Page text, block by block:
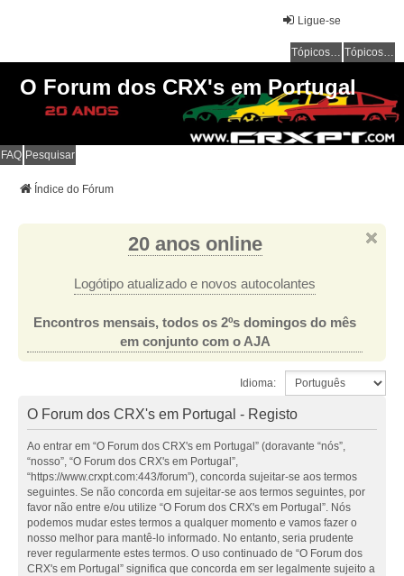
Ligue-se
Tópicos sem resposta Tópicos ativos
O Forum dos CRX's em Portugal
FAQ Pesquisar
Índice do Fórum
20 anos online
Logótipo atualizado e novos autocolantes
Encontros mensais, todos os 2ºs domingos do mês
em conjunto com o AJA
Idioma:
O Forum dos CRX's em Portugal - Registo
Ao entrar em “O Forum dos CRX's em Portugal” (doravante “nós”,
“nosso”, “O Forum dos CRX's em Portugal”,
“https://www.crxpt.com:443/forum”), concorda sujeitar-se aos termos
seguintes. Se não concorda em sujeitar-se aos termos seguintes, por
favor não entre e/ou utilize “O Forum dos CRX's em Portugal”. Nós
podemos mudar estes termos a qualquer momento e vamos fazer o
nosso melhor para mantê-lo informado. No entanto, seria prudente
rever regularmente estes termos. O uso continuado de “O Forum dos
CRX's em Portugal” significa que concorda em ser legalmente sujeito a